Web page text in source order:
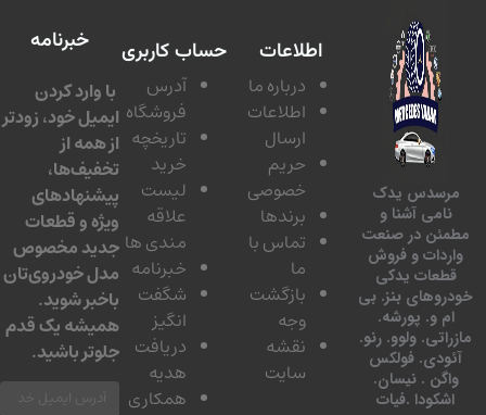
یدک
آشنا و
در صنعت
و فروش
یدکی
بنز. بی
و. پورشه.
ولوو. رنو.
فولکس
. نیسان.
.فیات
اطلاعات
درباره ما
اطلاعات
ارسال
حریم
خصوصی
برندها
تماس با
بازگشت
نقشه
سایت
حساب کاربری
آدرس
فروشگاه
تاریخچه
لیست
مندی ها
خبرنامه
شگفت
دریافت
همکاری
خبرنامه
با وارد کردن
ایمیل خود، زودتر
از همه از
تخفیف‌ها،
پیشنهادهای
ویژه و قطعات
جدید مخصوص
مدل خودروی‌تان
باخبر شوید.
همیشه یک قدم
جلوتر باشید.